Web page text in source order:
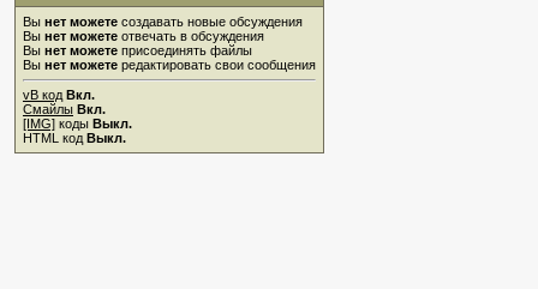
Вы нет можете создавать новые обсуждения
Вы нет можете отвечать в обсуждения
Вы нет можете присоединять файлы
Вы нет можете редактировать свои сообщения
vB код Вкл.
Смайлы Вкл.
[IMG] коды Выкл.
HTML код Выкл.